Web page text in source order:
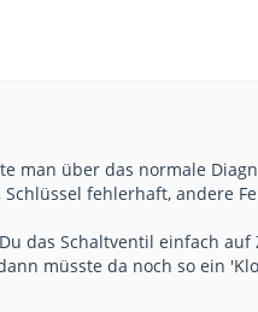
man über das normale
fehlerhaft, andere
das Schaltventil einfach
müsste da noch so ein